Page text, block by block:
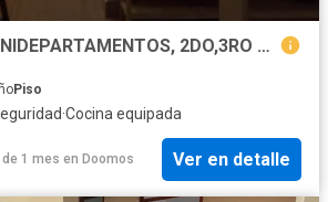
ACOGEDORES MINIDEPARTAMENTOS, 2DO,3RO Y 4TO PISO AMOBLADOS CON TODOS LOS SS ZONA SUR CUSCO
Piso
·Cocina equipada
1 mes en Doomos Ver en detalle